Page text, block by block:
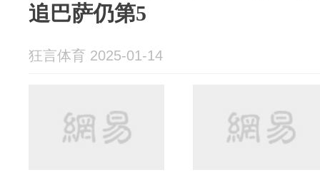
追巴萨仍第5
狂言体育 2025-01-14